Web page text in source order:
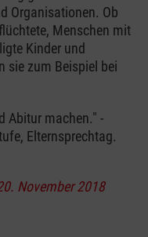
Organisationen. Ob
Menschen mit
Kinder und
sie zum Beispiel bei
Abitur machen." -
Elternsprechtag.
November 2018